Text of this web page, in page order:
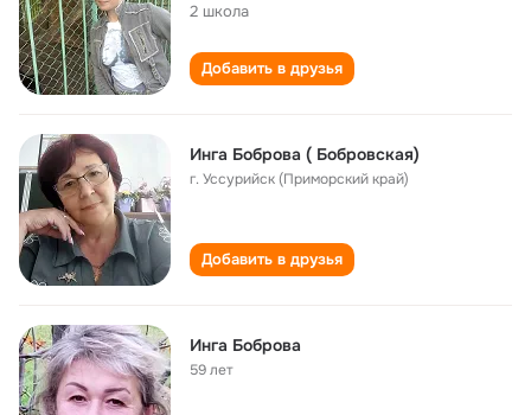
2 школа
Добавить в друзья
Инга Боброва ( Бобровская)
г. Уссурийск (Приморский край)
Добавить в друзья
Инга Боброва
59 лет